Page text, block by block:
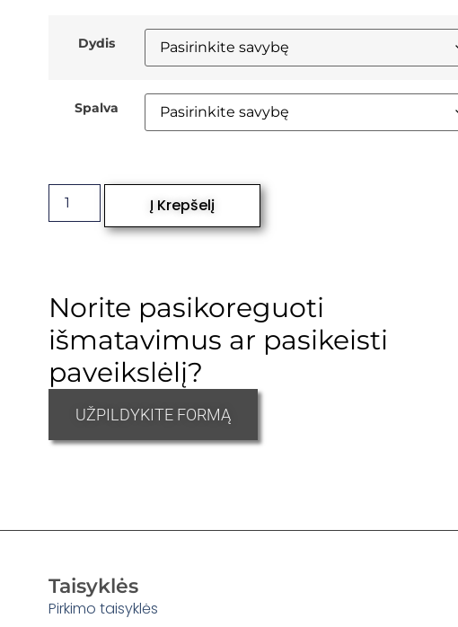
Dydis
Spalva
Į Krepšelį
Norite pasikoreguoti
išmatavimus ar pasikeisti
paveikslėlį?
UŽPILDYKITE FORMĄ
Taisyklės
Pirkimo taisyklės